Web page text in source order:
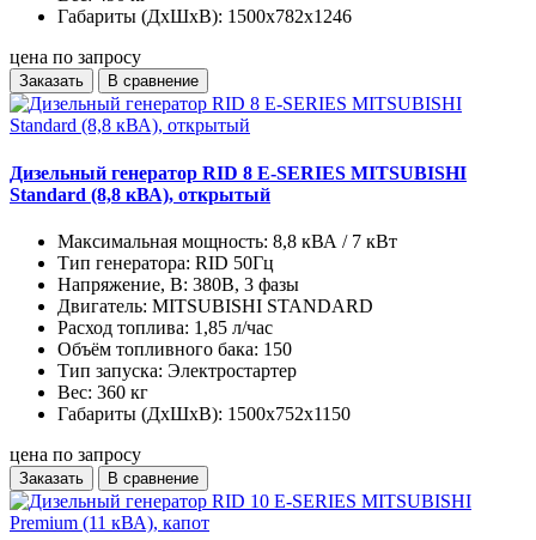
Габариты (ДхШхВ): 1500x782x1246
цена по запросу
Заказать В сравнение
Дизельный генератор RID 8 E-SERIES MITSUBISHI
Standard (8,8 кВА), открытый
Максимальная мощность: 8,8 кВА / 7 кВт
Тип генератора: RID 50Гц
Напряжение, В: 380В, 3 фазы
Двигатель: MITSUBISHI STANDARD
Расход топлива: 1,85 л/час
Объём топливного бака: 150
Тип запуска: Электростартер
Вес: 360 кг
Габариты (ДхШхВ): 1500x752x1150
цена по запросу
Заказать В сравнение